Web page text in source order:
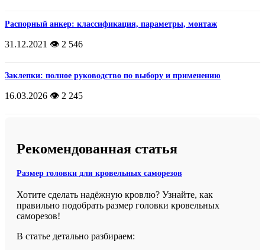
Распорный анкер: классификация, параметры, монтаж
31.12.2021 👁️ 2 546
Заклепки: полное руководство по выбору и применению
16.03.2026 👁️ 2 245
Рекомендованная статья
Размер головки для кровельных саморезов
Хотите сделать надёжную кровлю? Узнайте, как
правильно подобрать размер головки кровельных
саморезов!
В статье детально разбираем: